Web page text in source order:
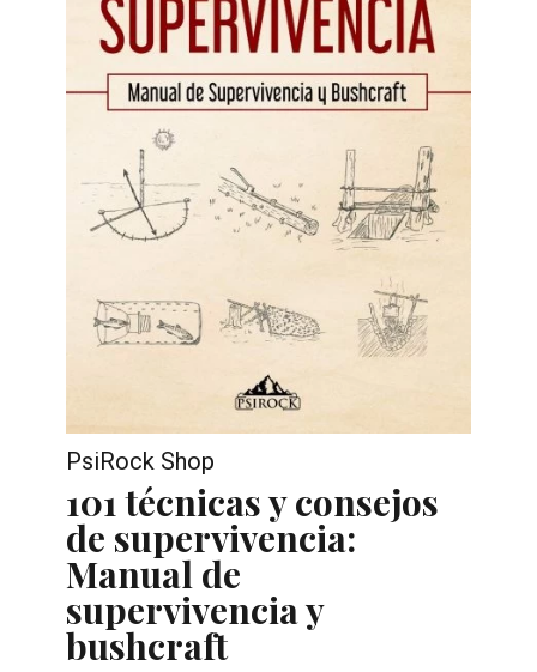
corredores de montaña.
Escalada. Iniciación, placer y progresión.
Entrenamiento de escalada basado en la
evidencia científica.
PsiRock Shop
101 técnicas y consejos
de supervivencia:
Manual de
supervivencia y
bushcraft